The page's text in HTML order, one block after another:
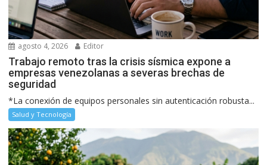
agosto 4, 2026 Editor
Trabajo remoto tras la crisis sísmica expone a
empresas venezolanas a severas brechas de
seguridad
*La conexión de equipos personales sin autenticación robusta...
Salud y Tecnología